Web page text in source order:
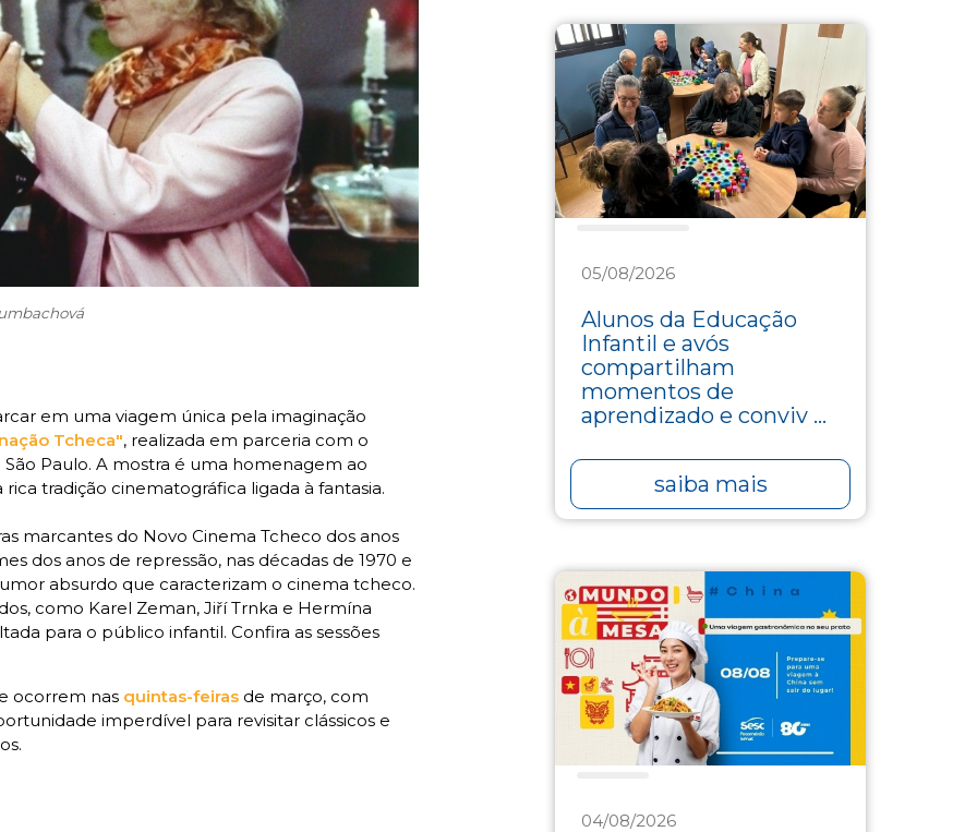
em uma viagem única pela imaginação
Tcheca", realizada em parceria com o
Paulo. A mostra é uma homenagem ao
tradição cinematográfica ligada à fantasia.
marcantes do Novo Cinema Tcheco dos anos
dos anos de repressão, nas décadas de 1970 e
absurdo que caracterizam o cinema tcheco.
como Karel Zeman, Jiří Trnka e Hermína
para o público infantil. Confira as sessões
ocorrem nas quintas-feiras de março, com
imperdível para revisitar clássicos e
05/08/2026
Alunos da Educação
Infantil e avós
compartilham
momentos de
aprendizado e conviv ...
saiba mais
04/08/2026